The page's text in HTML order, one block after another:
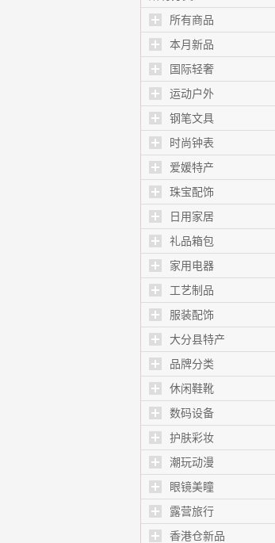
所有商品
本月新品
国际轻奢
运动户外
钢笔文具
时尚钟表
爱媛特产
珠宝配饰
日用家居
礼品箱包
家用电器
工艺制品
服装配饰
大分县特产
品牌分类
休闲鞋靴
数码设备
护肤彩妆
潮玩动漫
眼镜美瞳
露营旅行
香港仓新品